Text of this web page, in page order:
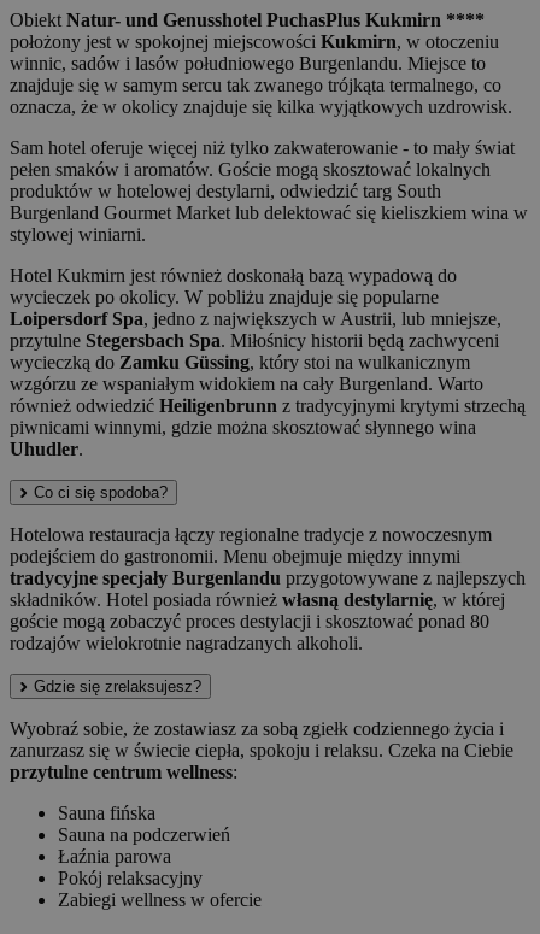
Obiekt Natur- und Genusshotel PuchasPlus Kukmirn ****
położony jest w spokojnej miejscowości Kukmirn, w otoczeniu
winnic, sadów i lasów południowego Burgenlandu. Miejsce to
znajduje się w samym sercu tak zwanego trójkąta termalnego, co
oznacza, że w okolicy znajduje się kilka wyjątkowych uzdrowisk.
Sam hotel oferuje więcej niż tylko zakwaterowanie - to mały świat
pełen smaków i aromatów. Goście mogą skosztować lokalnych
produktów w hotelowej destylarni, odwiedzić targ South
Burgenland Gourmet Market lub delektować się kieliszkiem wina w
stylowej winiarni.
Hotel Kukmirn jest również doskonałą bazą wypadową do
wycieczek po okolicy. W pobliżu znajduje się popularne
Loipersdorf Spa, jedno z największych w Austrii, lub mniejsze,
przytulne Stegersbach Spa. Miłośnicy historii będą zachwyceni
wycieczką do Zamku Güssing, który stoi na wulkanicznym
wzgórzu ze wspaniałym widokiem na cały Burgenland. Warto
również odwiedzić Heiligenbrunn z tradycyjnymi krytymi strzechą
piwnicami winnymi, gdzie można skosztować słynnego wina
Uhudler.
Co ci się spodoba?
Hotelowa restauracja łączy regionalne tradycje z nowoczesnym
podejściem do gastronomii. Menu obejmuje między innymi
tradycyjne specjały Burgenlandu przygotowywane z najlepszych
składników. Hotel posiada również własną destylarnię, w której
goście mogą zobaczyć proces destylacji i skosztować ponad 80
rodzajów wielokrotnie nagradzanych alkoholi.
Gdzie się zrelaksujesz?
Wyobraź sobie, że zostawiasz za sobą zgiełk codziennego życia i
zanurzasz się w świecie ciepła, spokoju i relaksu. Czeka na Ciebie
przytulne centrum wellness:
Sauna fińska
Sauna na podczerwień
Łaźnia parowa
Pokój relaksacyjny
Zabiegi wellness w ofercie